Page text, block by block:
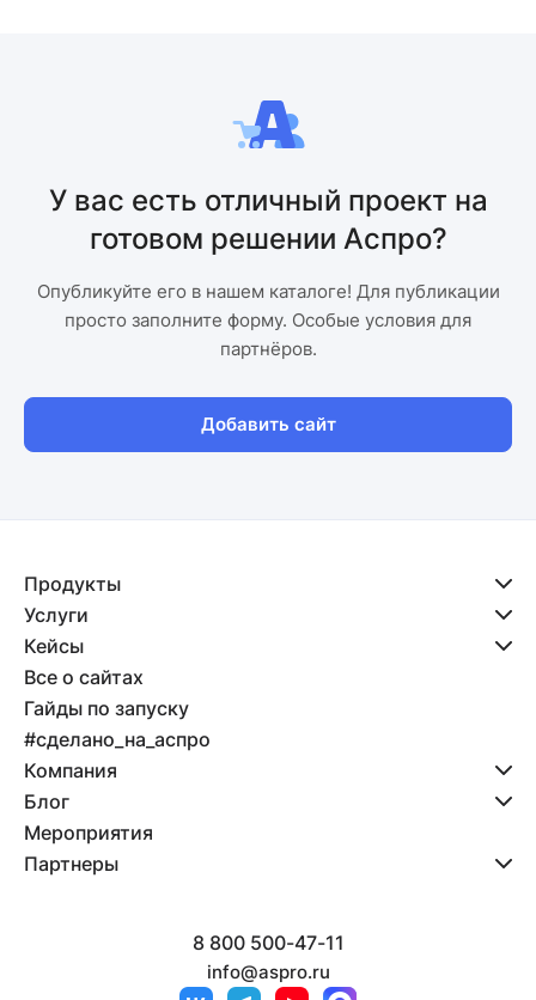
У вас есть отличный проект на
готовом решении Аспро?
Опубликуйте его в нашем каталоге! Для публикации
просто заполните форму. Особые условия для
партнёров.
Добавить сайт
Продукты
Услуги
Кейсы
Все о сайтах
Гайды по запуску
#сделано_на_аспро
Компания
Блог
Мероприятия
Партнеры
8 800 500-47-11
info@aspro.ru